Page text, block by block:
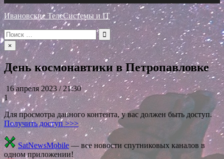
Ивановские ТелеСистемы и IT
Искать:
×
День космонавтики в Петропавловке
16 апреля 2023 / 21:30
1
Для просмотра данного контента, у вас должен быть доступ.
Получить доступ >>>
SatNewsMobile— все новости спутниковых каналов в
одном приложении!